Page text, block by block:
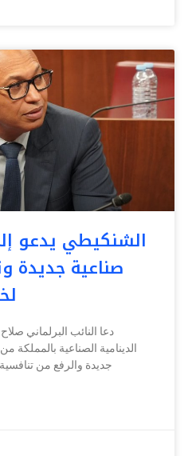
الشنكيطي يدعو
صناعية جديدة
دعا النائب البرلماني
الدينامية الصناعية
جديدة والرفع من